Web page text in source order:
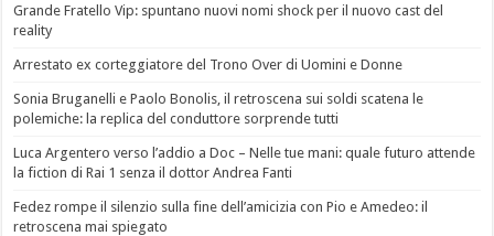
Grande Fratello Vip: spuntano nuovi nomi shock per il nuovo cast del
reality
Arrestato ex corteggiatore del Trono Over di Uomini e Donne
Sonia Bruganelli e Paolo Bonolis, il retroscena sui soldi scatena le
polemiche: la replica del conduttore sorprende tutti
Luca Argentero verso l’addio a Doc – Nelle tue mani: quale futuro attende
la fiction di Rai 1 senza il dottor Andrea Fanti
Fedez rompe il silenzio sulla fine dell’amicizia con Pio e Amedeo: il
retroscena mai spiegato